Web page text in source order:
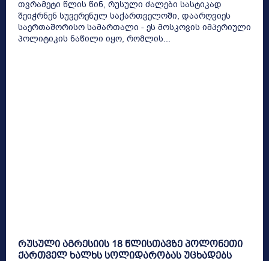
თვრამეტი წლის წინ, რუსული ძალები სასტიკად
შეიჭრნენ სუვერენულ საქართველოში, დაარღვიეს
საერთაშორისო სამართალი - ეს მოსკოვის იმპერიული
პოლიტიკის ნაწილი იყო, რომლის...
რუსული აგრესიის 18 წლისთავზე პოლონეთი
ქართველ ხალხს სოლიდარობას უცხადებს